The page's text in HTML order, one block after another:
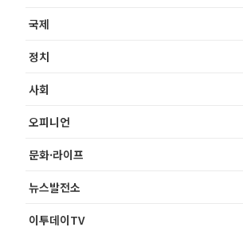
국제
정치
사회
오피니언
문화·라이프
뉴스발전소
이투데이TV